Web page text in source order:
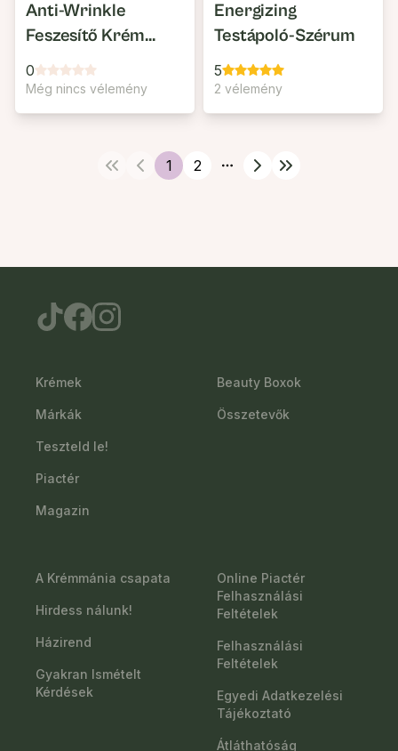
Anti-Wrinkle
Feszesítő Krém
Nyakra és
Dekoltázsra
0
Még nincs vélemény
Energizing
Testápoló-Szérum
5
2 vélemény
1 2
More pages
Krémek
Márkák
Teszteld le!
Piactér
Magazin
Beauty Boxok
Összetevők
A Krémmánia csapata
Hirdess nálunk!
Házirend
Gyakran Ismételt
Kérdések
Online Piactér
Felhasználási
Feltételek
Felhasználási
Feltételek
Egyedi Adatkezelési
Tájékoztató
Átláthatóság